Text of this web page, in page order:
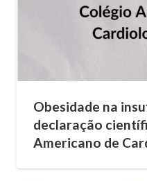
Obesidade na
declaração
Americano de